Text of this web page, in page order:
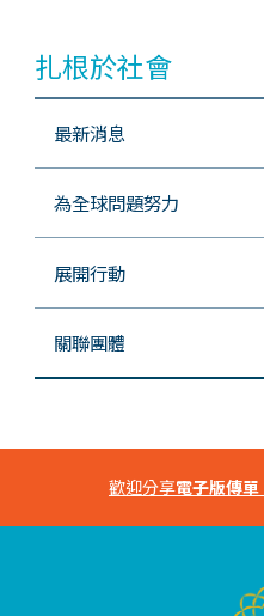
扎根於社會
最新消息
為全球問題努力
展開行動
關聯團體
歡迎分享電子版傳單